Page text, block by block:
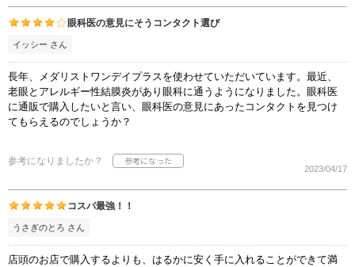
眼科医の意見にそうコンタクト選び
イッシー さん
長年、メダリストワンデイプラスを使わせていただいています。最近、
老眼とアレルギー性結膜炎があり眼科に通うようになりました。眼科医
に通販で購入したいと言い、眼科医の意見にあったコンタクトを見つけ
てもらえるのでしょうか？
参考になりましたか？
2023/04/17
コスパ最強！！
うさぎのとろ さん
店頭のお店で購入するよりも、はるかに安く手に入れることができて満